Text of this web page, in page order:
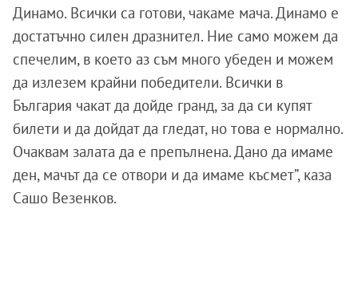
Динамо. Всички са готови, чакаме мача. Динамо е
достатъчно силен дразнител. Ние само можем да
спечелим, в което аз съм много убеден и можем
да излезем крайни победители. Всички в
България чакат да дойде гранд, за да си купят
билети и да дойдат да гледат, но това е нормално.
Очаквам залата да е препълнена. Дано да имаме
ден, мачът да се отвори и да имаме късмет”, каза
Сашо Везенков.